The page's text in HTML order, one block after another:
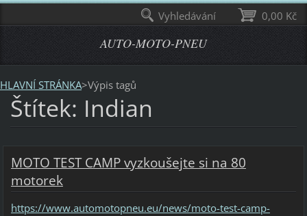
AUTO-MOTO-PNEU
HLAVNÍ STRÁNKA>Výpis tagů
Štítek: Indian
MOTO TEST CAMP vyzkoušejte si na 80
motorek
https://www.automotopneu.eu/news/moto-test-camp-
0,00 Kč
Vyhledávání